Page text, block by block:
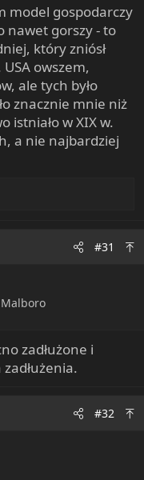
rabowało
model gospodarczy
nawet gorszy - to
który zniósł
owszem,
ale tych było
znacznie mnie niż
istniało w XIX w.
a nie najbardziej
#31
zadłużone i
#32